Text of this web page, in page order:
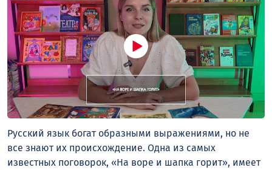
Русский язык богат образными выражениями, но не
все знают их происхождение. Одна из самых
известных поговорок, «На воре и шапка горит», имеет